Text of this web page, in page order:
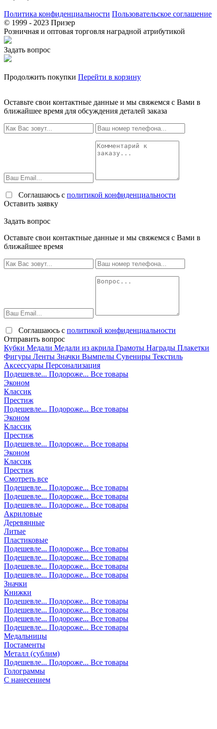
Политика конфиденциальности Пользовательское соглашение
© 1999 - 2023 Призер
Розничная и оптовая торговля наградной атрибутикой
Задать вопрос
Продолжить покупки Перейти в корзину
Оставьте свои контактные данные и мы свяжемся с Вами в
ближайшее время для обсуждения деталей заказа
Соглашаюсь с политикой конфиденциальности
Оставить заявку
Задать вопрос
Оставьте свои контактные данные и мы свяжемся с Вами в
ближайшее время
Соглашаюсь с политикой конфиденциальности
Отправить вопрос
Кубки Медали Медали из акрила Грамоты Награды Плакетки
Фигуры Ленты Значки Вымпелы Сувениры Текстиль
Аксессуары Персонализация
Подешевле... Подороже... Все товары
Эконом
Классик
Престиж
Подешевле... Подороже... Все товары
Эконом
Классик
Престиж
Подешевле... Подороже... Все товары
Эконом
Классик
Престиж
Смотреть все
Подешевле... Подороже... Все товары
Подешевле... Подороже... Все товары
Подешевле... Подороже... Все товары
Акриловые
Деревянные
Литые
Пластиковые
Подешевле... Подороже... Все товары
Подешевле... Подороже... Все товары
Подешевле... Подороже... Все товары
Подешевле... Подороже... Все товары
Значки
Книжки
Подешевле... Подороже... Все товары
Подешевле... Подороже... Все товары
Подешевле... Подороже... Все товары
Подешевле... Подороже... Все товары
Медальницы
Постаменты
Металл (сублим)
Подешевле... Подороже... Все товары
Голограммы
С нанесением